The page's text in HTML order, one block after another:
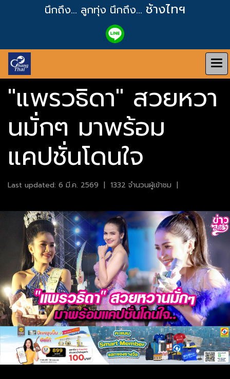
นึกถึง... ลูกทุ่ง นึกถึง... ช้างไทฯ
"แพรวธิดา" สวยหวา
นมั่กๆ มาพร้อม
แคปชั่นโดนใจ
Last updated: 6 มี.ค. 2569 | 1332 จำนวนผู้เข้าชม |